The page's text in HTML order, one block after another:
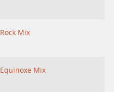
Rock Mix
Equinoxe Mix